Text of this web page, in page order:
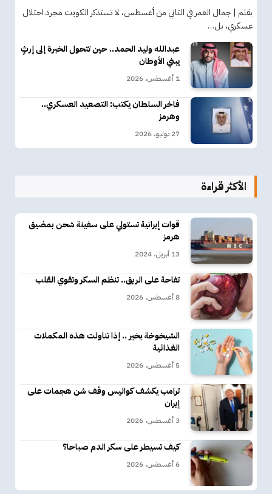
بقلم | جمال العمر في الثاني من أغسطس، لا تستذكر الكويت مجرد احتلال
عسكري، بل…
عبدالله وليد الحمد.. حين تتحول الخبرة إلى إرثٍ
يبني الأوطان
1 أغسطس، 2026
فاخر السلطان يكتب: التصعيد العسكري..
وهرمز
27 يوليو، 2026
الأكثر قراءة
قوات إيرانية تستولي على سفينة شحن بمضيق
هرمز
13 أبريل، 2024
تفاحة على الريق.. تنظم السكر وتقوي القلب
8 أغسطس، 2026
الشيخوخة بخير .. إذا تناولت هذه المكملات
الغذائية
5 أغسطس، 2026
ترامب يكشف كواليس وقف شن هجمات على
إيران
3 أغسطس، 2026
كيف تسيطر على سكر الدم صباحا؟
6 أغسطس، 2026